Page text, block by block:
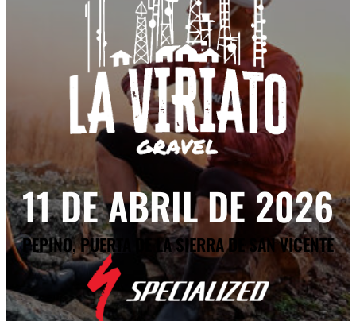
11 DE ABRIL DE 2026
PEPINO, PUERTA DE LA SIERRA DE SAN VICENTE